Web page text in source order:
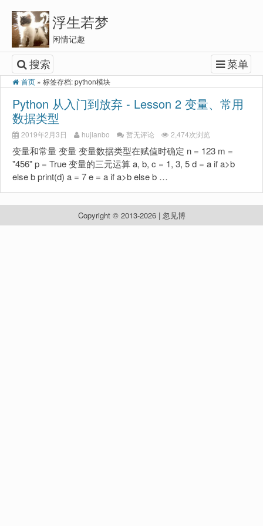
浮生若梦
闲情记趣
搜索 菜单
首页 » 标签存档: python模块
Python 从入门到放弃 - Lesson 2 变量、常用
数据类型
2019年2月3日 hujianbo 暂无评论 2,474次浏览
变量和常量 变量 变量数据类型在赋值时确定 n = 123 m =
"456" p = True 变量的三元运算 a, b, c = 1, 3, 5 d = a if a>b
else b print(d) a = 7 e = a if a>b else b …
Copyright © 2013-2026 | 忽见博